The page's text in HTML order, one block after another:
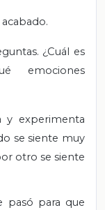
¿Cuál es
emociones
y experimenta
se siente muy
otro se siente
pasó para que